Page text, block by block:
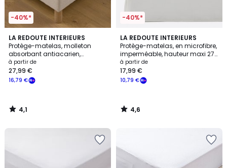
-40%*
LA REDOUTE INTERIEURS
Protège-matelas, molleton
absorbant antiacarien,
imperméable, hauteur maxi 30
cm
à partir de
16,79 €
27,99 €
4,1
/ 5
4,1
/
-40%*
LA REDOUTE INTERIEURS
Protège-matelas, en microfibre,
imperméable, hauteur maxi 27
cm
à partir de
10,79 €
17,99 €
4,6
/ 5
4,6
/